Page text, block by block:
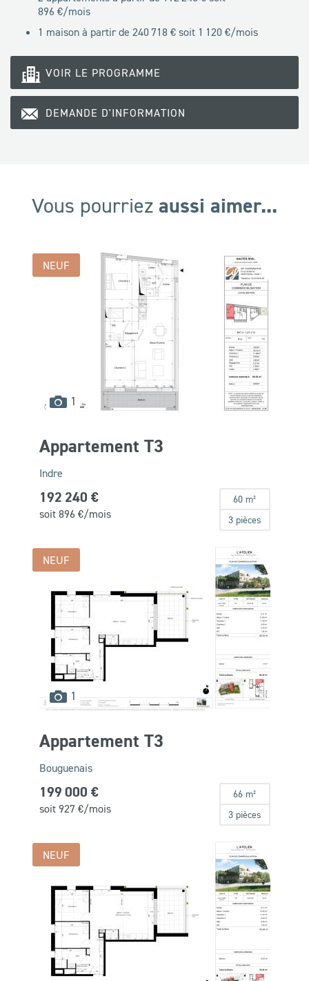
896 €/mois
1 maison à partir de 240 718 € soit 1 120 €/mois
VOIR LE PROGRAMME
DEMANDE D'INFORMATION
Vous pourriez aussi aimer...
1 images
disponibles
NEUF
Appartement T3
Indre
192 240 €
soit 896 €/mois
60 m²
3 pièces
1 images
disponibles
NEUF
Appartement T3
Bouguenais
199 000 €
soit 927 €/mois
66 m²
3 pièces
NEUF